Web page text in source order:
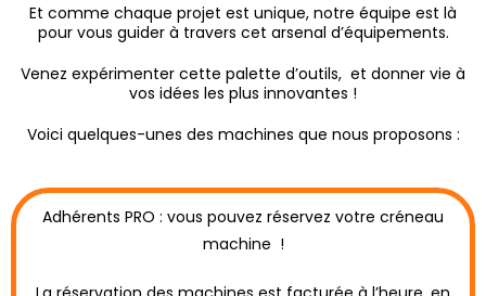
Et comme chaque projet est unique, notre équipe est là
pour vous guider à travers cet arsenal d’équipements.
Venez expérimenter cette palette d’outils, et donner vie à
vos idées les plus innovantes !
Voici quelques-unes des machines que nous proposons :
Adhérents PRO : vous pouvez réservez votre créneau
machine !